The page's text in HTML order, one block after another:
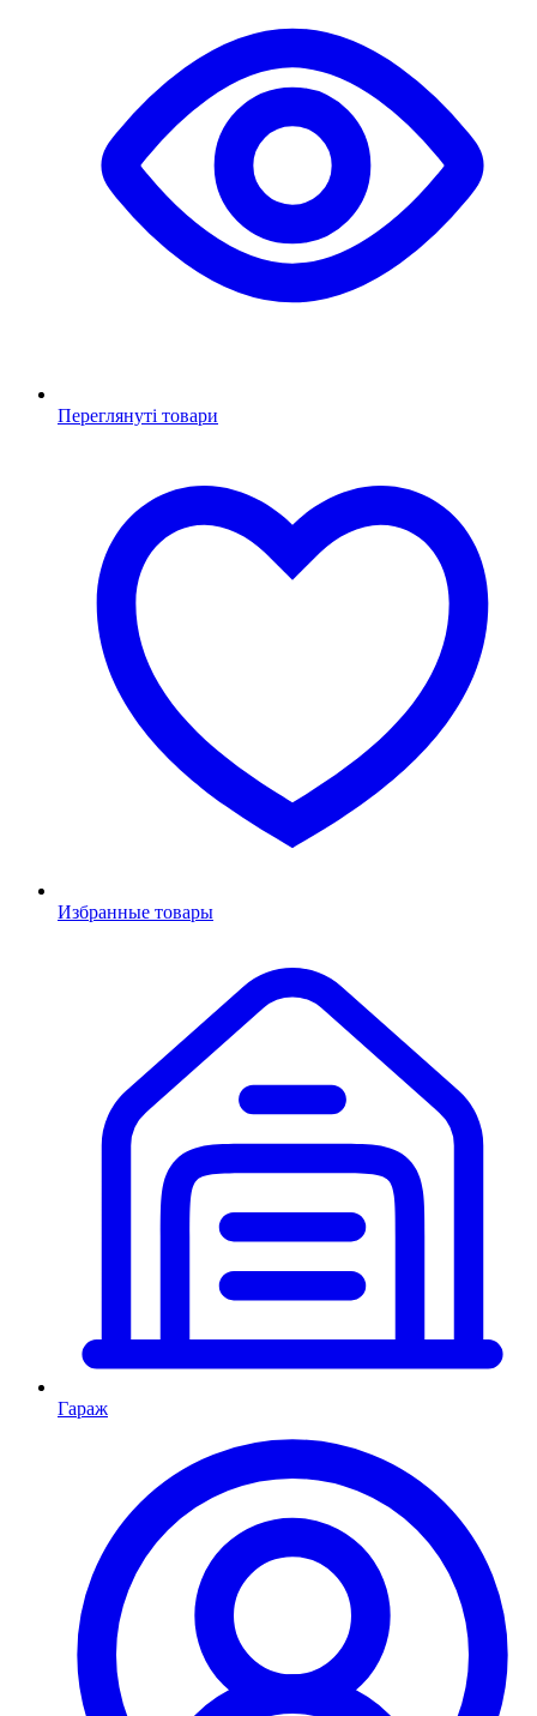
Переглянуті товари
Избранные товары
Гараж